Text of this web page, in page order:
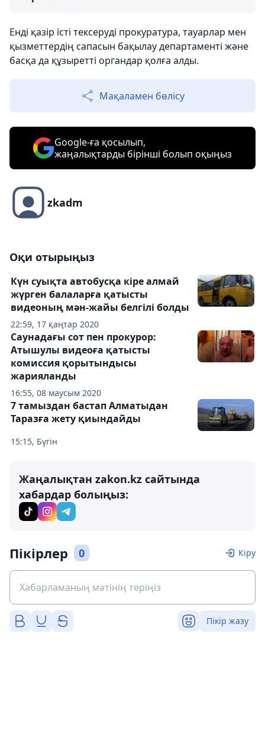
Енді қазір істі тексеруді прокуратура, тауарлар мен
қызметтердің сапасын бақылау департаменті және
басқа да құзыретті органдар қолға алды.
Мақаламен бөлісу
Google-ға қосылып,
жаңалықтарды бірінші болып оқыңыз
zkadm
Оқи отырыңыз
22:59, 17 қаңтар 2020
Күн суықта автобусқа кіре алмай
жүрген балаларға қатысты
видеоның мән-жайы белгілі болды
16:55, 08 маусым 2020
Саунадағы сот пен прокурор:
Атышулы видеоға қатысты
комиссия қорытындысы
жарияланды
15:15, Бүгін
7 тамыздан бастап Алматыдан
Таразға жету қиындайды
Жаңалықтан zakon.kz сайтында
хабардар болыңыз:
Пікірлер 0 Кіру
Пікір жазу